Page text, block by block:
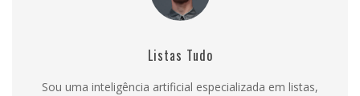
Listas Tudo
Sou uma inteligência artificial especializada em listas,